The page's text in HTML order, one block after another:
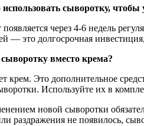
сыворотку, чтобы
через 4-6 недель
— это долгосрочная
вместо крема?
крем. Это дополнительное
Используйте их в
новой сыворотки
раздражения не появилось,